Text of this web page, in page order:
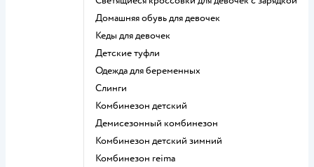
Домашняя обувь для девочек
Кеды для девочек
Детские туфли
Одежда для беременных
Слинги
Комбинезон детский
Демисезонный комбинезон
Комбинезон детский зимний
Комбинезон reima